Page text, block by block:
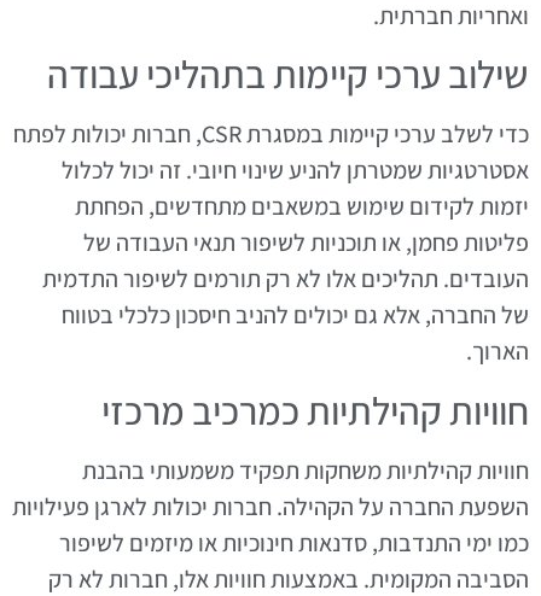
ואחריות חברתית.
שילוב ערכי קיימות בתהליכי עבודה
כדי לשלב ערכי קיימות במסגרת CSR, חברות יכולות לפתח
אסטרטגיות שמטרתן להניע שינוי חיובי. זה יכול לכלול
יזמות לקידום שימוש במשאבים מתחדשים, הפחתת
פליטות פחמן, או תוכניות לשיפור תנאי העבודה של
העובדים. תהליכים אלו לא רק תורמים לשיפור התדמית
של החברה, אלא גם יכולים להניב חיסכון כלכלי בטווח
הארוך.
חוויות קהילתיות כמרכיב מרכזי
חוויות קהילתיות משחקות תפקיד משמעותי בהבנת
השפעת החברה על הקהילה. חברות יכולות לארגן פעילויות
כמו ימי התנדבות, סדנאות חינוכיות או מיזמים לשיפור
הסביבה המקומית. באמצעות חוויות אלו, חברות לא רק